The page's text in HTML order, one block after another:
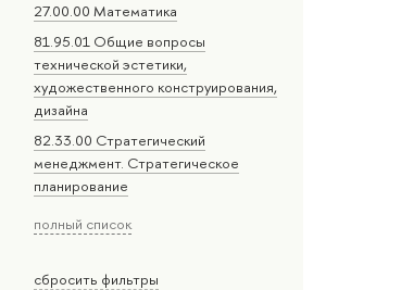
27.00.00 Математика
81.95.01 Общие вопросы
технической эстетики,
художественного конструирования,
дизайна
82.33.00 Стратегический
менеджмент. Стратегическое
планирование
полный список
сбросить фильтры